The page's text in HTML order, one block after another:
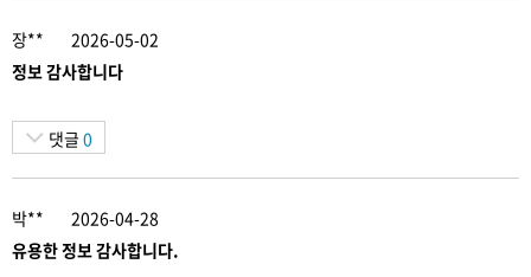
장**
2026-05-02
정보 감사합니다
댓글 0
박**
2026-04-28
유용한 정보 감사합니다.